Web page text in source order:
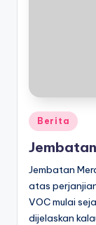
Posted
in
Berita
Jembatan
atas
VOC mulai
dijelaskan